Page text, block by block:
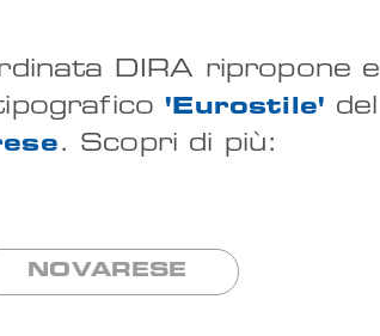
DIRA ripropone e
'Eurostile' del
. Scopri di più:
NOVARESE